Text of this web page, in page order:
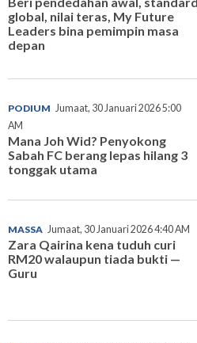
global, nilai teras, My Future
Leaders bina pemimpin masa
depan
PODIUM Jumaat, 30 Januari 2026 5:00
AM
Mana Joh Wid? Penyokong
Sabah FC berang lepas hilang 3
tonggak utama
MASSA Jumaat, 30 Januari 2026 4:40 AM
Zara Qairina kena tuduh curi
RM20 walaupun tiada bukti —
Guru